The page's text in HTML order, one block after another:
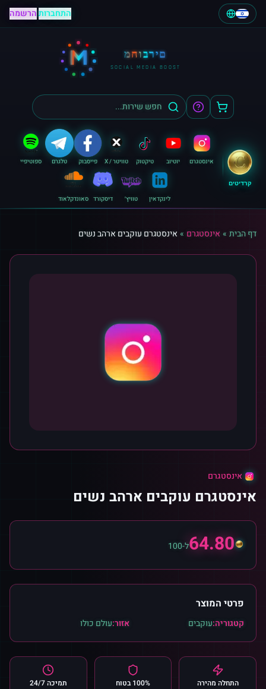
התחברות|הרשמה
M מחוברים
SOCIAL MEDIA BOOST
קרדיטים
אינסטגרם יוטיוב טיקטוק טוויטר / X פייסבוק טלגרם ספוטיפיי
לינקדאין טוויץ׳ דיסקורד סאונדקלאוד
דף הבית » אינסטגרם » אינסטגרם עוקבים ארהב נשים
אינסטגרם
אינסטגרם עוקבים ארהב נשים
64.80ל-100
פרטי המוצר
קטגוריה:עוקבים אזור:עולם כולו
התחלה מהירה 100% בטוח תמיכה 24/7